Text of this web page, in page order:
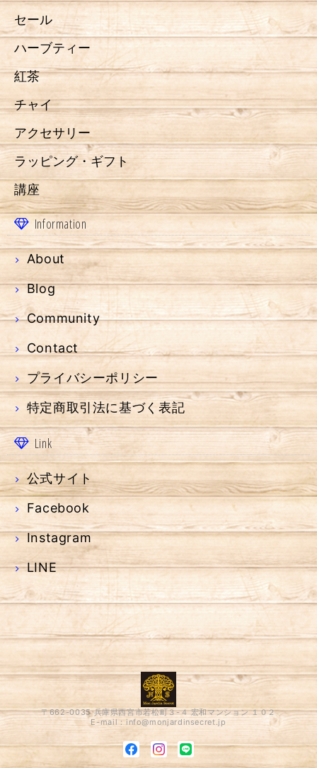
セール
ハーブティー
紅茶
チャイ
アクセサリー
ラッピング・ギフト
講座
Information
About
Blog
Community
Contact
プライバシーポリシー
特定商取引法に基づく表記
Link
公式サイト
Facebook
Instagram
LINE
〒662-0035 兵庫県西宮市若松町３-４ 宏和マンション １０２
E-mail： info@monjardinsecret.jp